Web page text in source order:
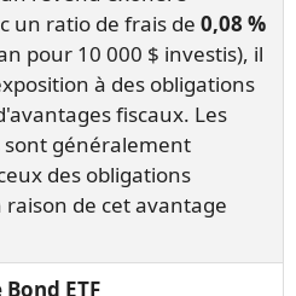
un ratio de frais de 0,08 %
pour 10 000 $ investis), il
à des obligations
fiscaux. Les
généralement
des obligations
de cet avantage
Bond ETF